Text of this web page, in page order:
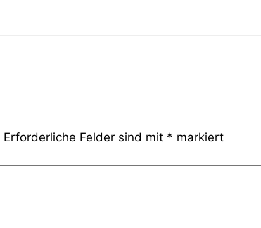
Erforderliche Felder sind mit * markiert